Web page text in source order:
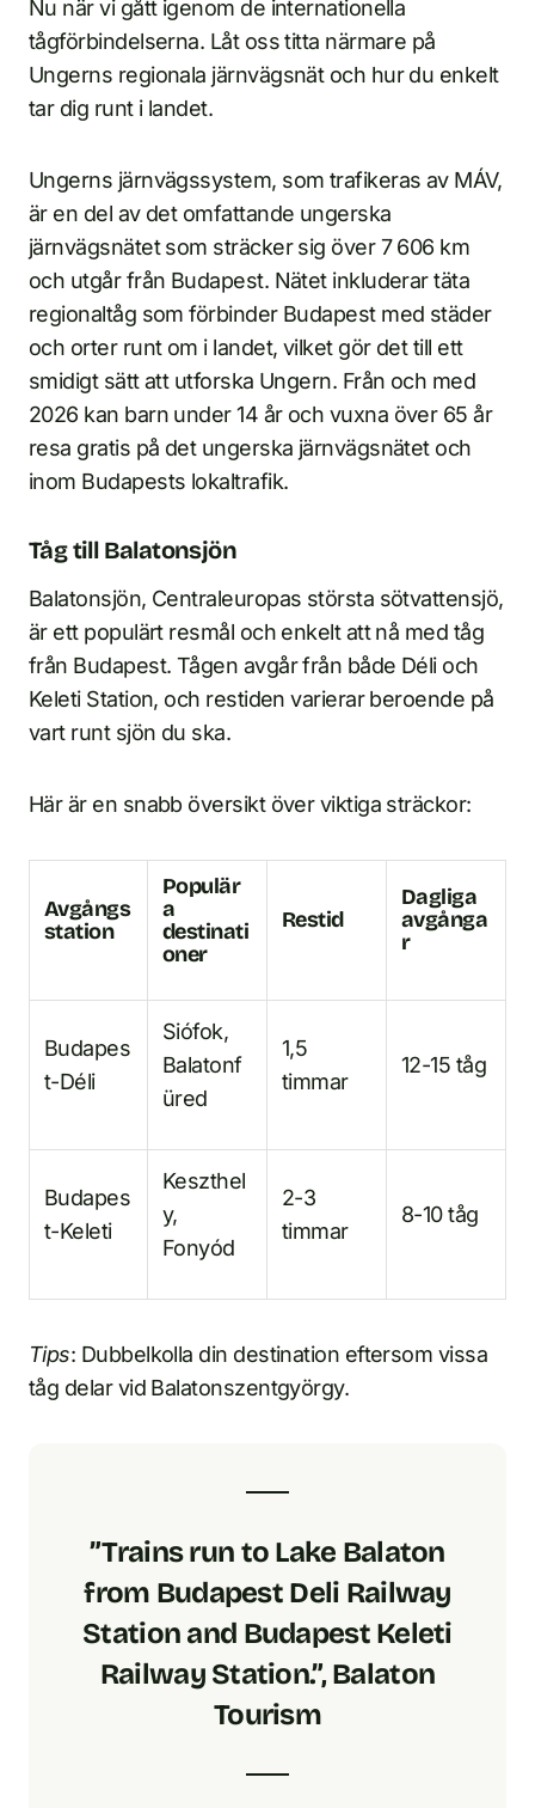
Nu när vi gått igenom de internationella
tågförbindelserna. Låt oss titta närmare på
Ungerns regionala järnvägsnät och hur du enkelt
tar dig runt i landet.
Ungerns järnvägssystem, som trafikeras av MÁV,
är en del av det omfattande ungerska
järnvägsnätet som sträcker sig över 7 606 km
och utgår från Budapest. Nätet inkluderar täta
regionaltåg som förbinder Budapest med städer
och orter runt om i landet, vilket gör det till ett
smidigt sätt att utforska Ungern. Från och med
2026 kan barn under 14 år och vuxna över 65 år
resa gratis på det ungerska järnvägsnätet och
inom Budapests lokaltrafik.
Tåg till Balatonsjön
Balatonsjön, Centraleuropas största sötvattensjö,
är ett populärt resmål och enkelt att nå med tåg
från Budapest. Tågen avgår från både Déli och
Keleti Station, och restiden varierar beroende på
vart runt sjön du ska.
Här är en snabb översikt över viktiga sträckor:
Avgångs
station
Populär
a
destinati
oner
Restid
Dagliga
avgånga
r
Budapes
t-Déli
Siófok,
Balatonf
üred
1,5
timmar
12-15 tåg
Budapes
t-Keleti
Keszthel
y,
Fonyód
2-3
timmar
8-10 tåg
Tips: Dubbelkolla din destination eftersom vissa
tåg delar vid Balatonszentgyörgy.
”Trains run to Lake Balaton
from Budapest Deli Railway
Station and Budapest Keleti
Railway Station.”, Balaton
Tourism